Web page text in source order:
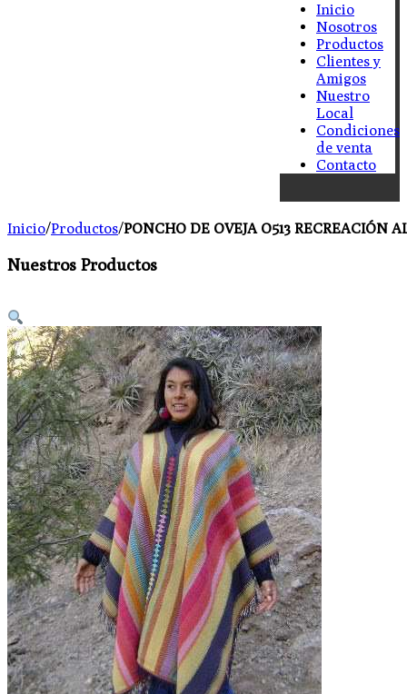
Inicio
Nosotros
Productos
Clientes y
Amigos
Nuestro
Local
Condiciones
de venta
Contacto
Inicio/Productos/PONCHO DE OVEJA O513 RECREACIÓN
Nuestros Productos